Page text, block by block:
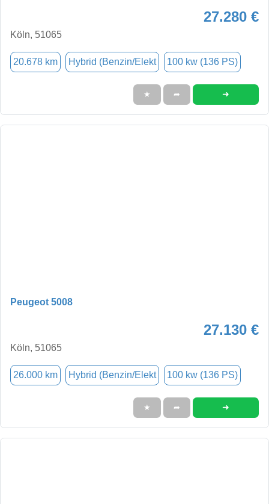
27.280 €
Köln, 51065
20.678 km Hybrid (Benzin/Elekt 100 kw (136 PS)
★ ➦ ➜
Peugeot 5008
27.130 €
Köln, 51065
26.000 km Hybrid (Benzin/Elekt 100 kw (136 PS)
★ ➦ ➜